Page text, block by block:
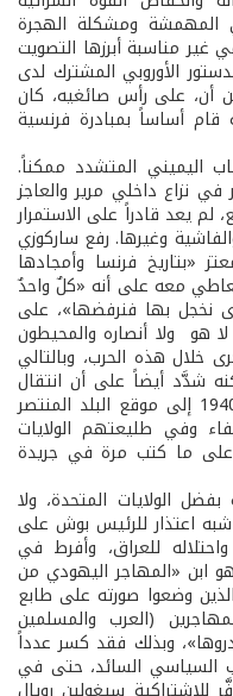
المهمشة ومشكلة الهجرة
غير مناسبة أبرزها التصويت
الأوروبي المشترك لدى
أن، على رأس صائغيه، كان
قام أساساً بمبادرة فرنسية
اليميني المتشدد ممكناً.
في نزاع داخلي مرير والعاجز
يعد قادراً على الاستمرار
وغيرها. رفع ساركوزي
«بتاريخ فرنسا وأمجادها
معه على أنه «كلٌ واحدٌ
نخجل بها فنرفضها»، على
هو ولا أنصاره والمحيطون
خلال هذه الحرب، وبالتالي
شدَّد أيضاً على أن انتقال
فرنسا من وضعية البلد المحتل العام 1940 إلى موقع البلد المنتصر
وفي طليعتهم الولايات
على ما كتب مرة في جريدة
الولايات المتحدة، ولا
اعتذار للرئيس بوش على
للعراق، وأفرط في
ابن «المهاجر اليهودي من
وضعوا صورته على طابع
(العرب والمسلمين
وبذلك فقد كسر عدداً
السياسي السائد، حتى في